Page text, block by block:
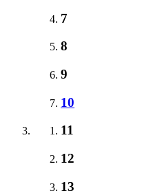
7
8
9
10
11
12
13